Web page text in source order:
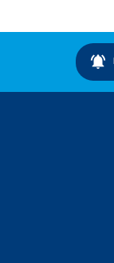
notifications_active